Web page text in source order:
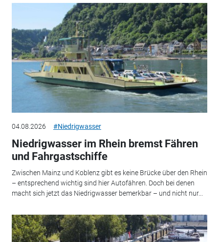
04.08.2026 #Niedrigwasser
Niedrigwasser im Rhein bremst Fähren
und Fahrgastschiffe
Zwischen Mainz und Koblenz gibt es keine Brücke über den Rhein
– entsprechend wichtig sind hier Autofähren. Doch bei denen
macht sich jetzt das Niedrigwasser bemerkbar – und nicht nur...